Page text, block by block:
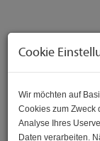
Beschreibung
Cookie
Wir möchten auf
Cookies zum Zweck
Analyse Ihres
Daten verarbeiten.